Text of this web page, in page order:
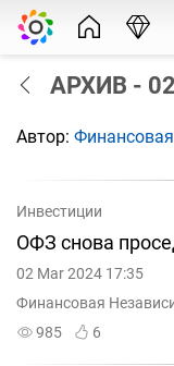
АРХИВ -
Автор:
Инвестиции
ОФЗ снова
02 Mar 2024 17:35
Финансовая
985
6